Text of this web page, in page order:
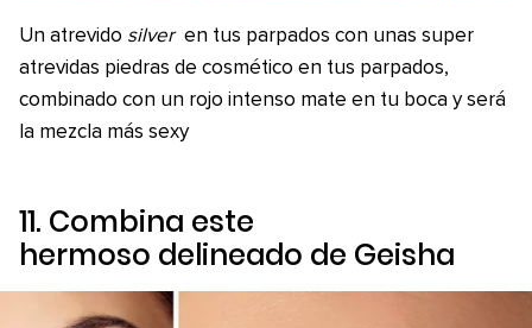
Un atrevido silver en tus parpados con unas super
atrevidas piedras de cosmético en tus parpados,
combinado con un rojo intenso mate en tu boca y será
la mezcla más sexy
11. Combina este
hermoso delineado de Geisha